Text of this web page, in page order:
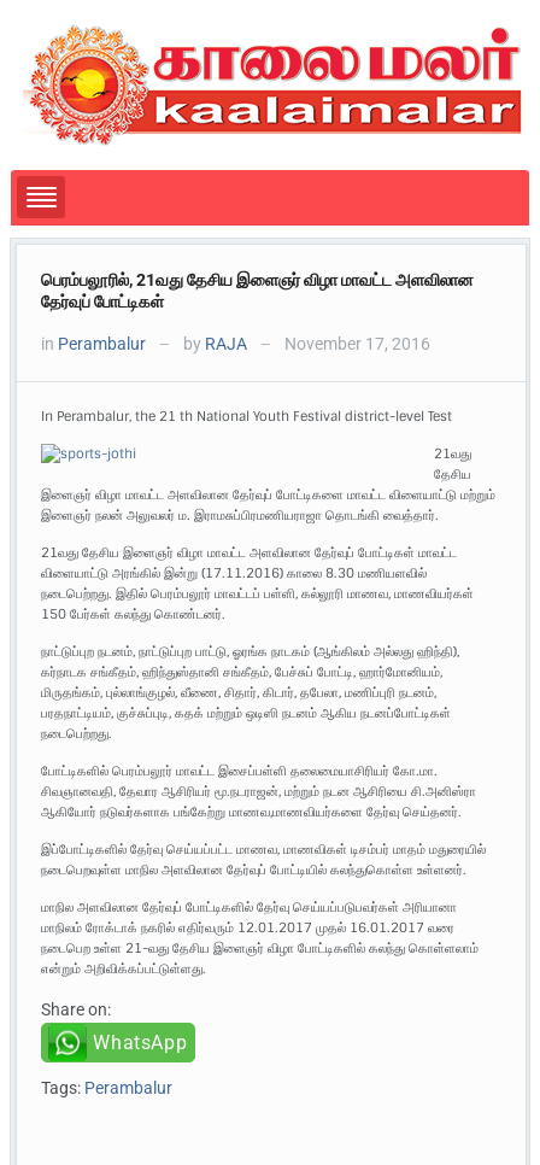
பெரம்பலூரில், 21வது தேசிய இளைஞர் விழா மாவட்ட அளவிலான
தேர்வுப் போட்டிகள்
in Perambalur — by RAJA — November 17, 2016
In Perambalur, the 21 th National Youth Festival district-level Test
21வது
தேசிய
இளைஞர் விழா மாவட்ட அளவிலான தேர்வுப் போட்டிகளை மாவட்ட விளையாட்டு மற்றும்
இளைஞர் நலன் அலுவலர் ம. இராமசுப்பிரமணியராஜா தொடங்கி வைத்தார்.
21வது தேசிய இளைஞர் விழா மாவட்ட அளவிலான தேர்வுப் போட்டிகள் மாவட்ட
விளையாட்டு அரங்கில் இன்று (17.11.2016) காலை 8.30 மணியளவில்
நடைபெற்றது. இதில் பெரம்பலூர் மாவட்டப் பள்ளி, கல்லூரி மாணவ, மாணவியர்கள்
150 பேர்கள் கலந்து கொண்டனர்.
நாட்டுப்புற நடனம், நாட்டுப்புற பாட்டு, ஓரங்க நாடகம் (ஆங்கிலம் அல்லது ஹிந்தி),
கர்நாடக சங்கீதம், ஹிந்துஸ்தானி சங்கீதம், பேச்சுப் போட்டி, ஹார்மோனியம்,
மிருதங்கம், புல்லாங்குழல், வீணை, சிதார், கிடார், தபேலா, மணிப்புரி நடனம்,
பரதநாட்டியம், குச்சுப்புடி, கதக் மற்றும் ஒடிஸி நடனம் ஆகிய நடனப்போட்டிகள்
நடைபெற்றது.
போட்டிகளில் பெரம்பலூர் மாவட்ட இசைப்பள்ளி தலைமையாசிரியர் கோ.மா.
சிவஞானவதி, தேவார ஆசிரியர் மூ.நடராஜன், மற்றும் நடன ஆசிரியை சி.அனிஸ்ரா
ஆகியோர் நடுவர்களாக பங்கேற்று மாணவ,மாணவியர்களை தேர்வு செய்தனர்.
இப்போட்டிகளில் தேர்வு செய்யப்பட்ட மாணவ, மாணவிகள் டிசம்பர் மாதம் மதுரையில்
நடைபெறவுள்ள மாநில அளவிலான தேர்வுப் போட்டியில் கலந்துகொள்ள உள்ளனர்.
மாநில அளவிலான தேர்வுப் போட்டிகளில் தேர்வு செய்யப்படுபவர்கள் அரியானா
மாநிலம் ரோக்டாக் நகரில் எதிர்வரும் 12.01.2017 முதல் 16.01.2017 வரை
நடைபெற உள்ள 21-வது தேசிய இளைஞர் விழா போட்டிகளில் கலந்து கொள்ளலாம்
என்றும் அறிவிக்கப்பட்டுள்ளது.
Share on:
WhatsApp
Tags: Perambalur